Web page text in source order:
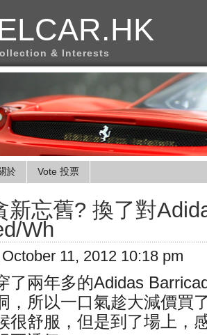
& Interests
於 Vote 投票
新忘舊? 換了對
Wh
October 11, 2012 10:18 pm
了兩年多的Adidas
，所以一口氣趁大減價買
很舒服，但是到了場上，